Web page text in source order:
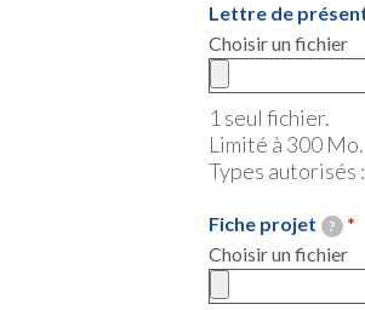
Lettre de
Choisir un fichier
1 seul fichier.
Limité à 300 Mo.
Types autorisés
Fiche projet ?
Choisir un fichier